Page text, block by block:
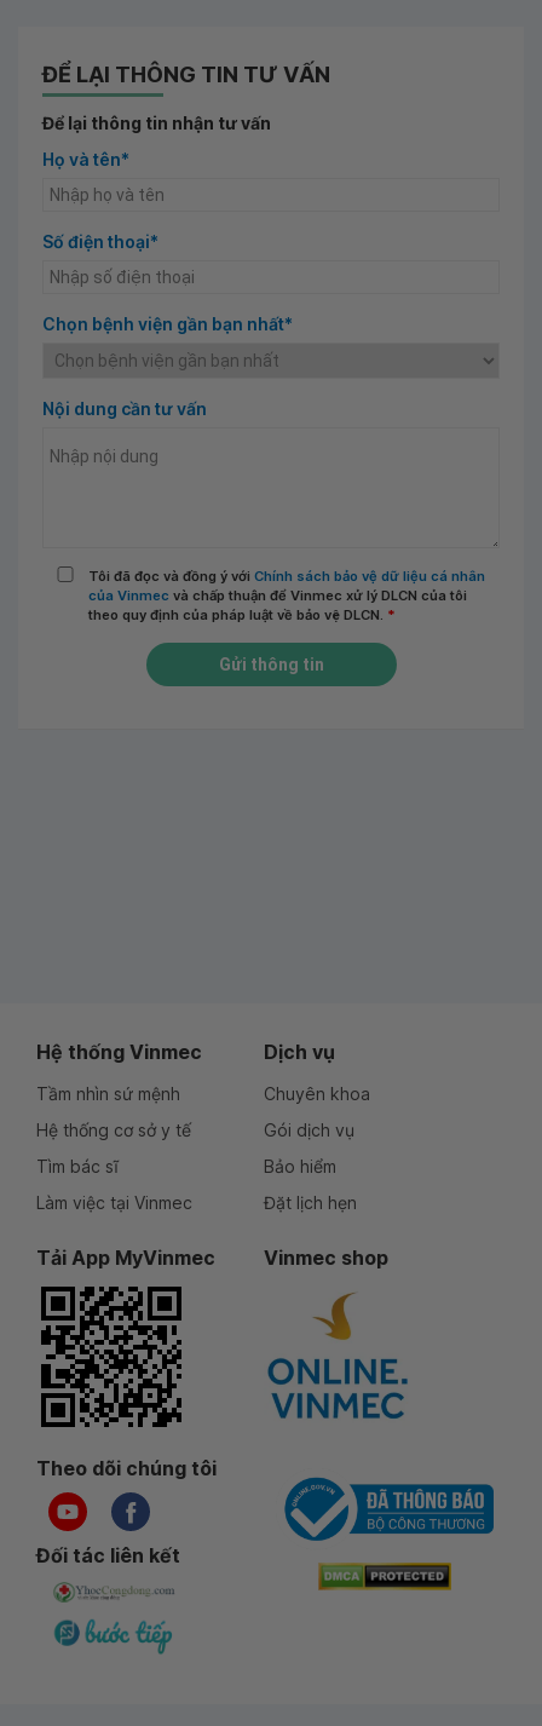
ĐỂ LẠI THÔNG TIN TƯ VẤN
Để lại thông tin nhận tư vấn
Họ và tên*
Số điện thoại*
Chọn bệnh viện gần bạn nhất*
Nội dung cần tư vấn
Tôi đã đọc và đồng ý với Chính sách bảo vệ dữ liệu cá nhân
của Vinmec và chấp thuận để Vinmec xử lý DLCN của tôi
theo quy định của pháp luật về bảo vệ DLCN. *
Gửi thông tin
Hệ thống Vinmec
Tầm nhìn sứ mệnh
Hệ thống cơ sở y tế
Tìm bác sĩ
Làm việc tại Vinmec
Dịch vụ
Chuyên khoa
Gói dịch vụ
Bảo hiểm
Đặt lịch hẹn
Tải App MyVinmec Vinmec shop
Theo dõi chúng tôi
Đối tác liên kết